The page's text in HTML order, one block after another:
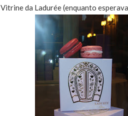
Vitrine da Ladurée (enquanto